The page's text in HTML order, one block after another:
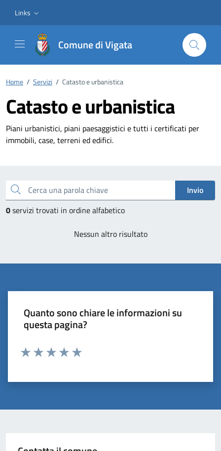
Links
Comune di Vigata
Home / Servizi / Catasto e urbanistica
Catasto e urbanistica
Piani urbanistici, piani paesaggistici e tutti i certificati per
immobili, case, terreni ed edifici.
Cerca una parola chiave
Invio
0servizi trovati in ordine alfabetico
Nessun altro risultato
Quanto sono chiare le informazioni su
questa pagina?